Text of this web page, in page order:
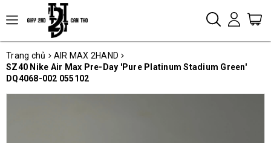
Trang chủ
AIR MAX 2HAND
SZ40 Nike Air Max Pre-Day 'Pure Platinum Stadium Green'
DQ4068-002 055102